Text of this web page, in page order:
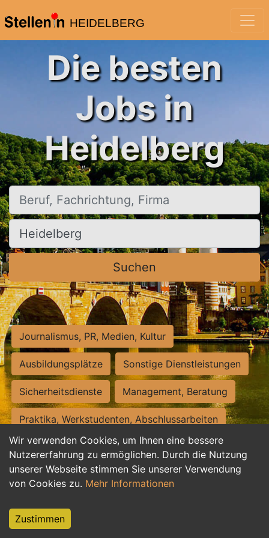
HEIDELBERG
Wir verwenden Cookies, um Ihnen eine bessere
Nutzererfahrung zu ermöglichen. Durch die Nutzung
unserer Webseite stimmen Sie unserer Verwendung
von Cookies zu. Mehr Informationen
Zustimmen
Die besten
Jobs in
Heidelberg
Beruf, Fachrichtung, Firma
Ort, Stadt
Suchen
Journalismus, PR, Medien, Kultur
Ausbildungsplätze Sonstige Dienstleistungen
Sicherheitsdienste Management, Beratung
Praktika, Werkstudenten, Abschlussarbeiten
Personalwesen Assistenz, Sekretariat
Hilfskräfte, Aushilfs- und Nebenjobs
Weiterbildung, Studium, duale Ausbildung